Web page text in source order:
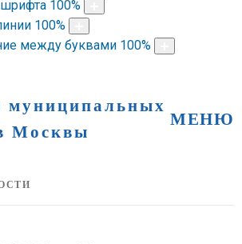
100%
100%
между буквами 100%
МЕНЮ